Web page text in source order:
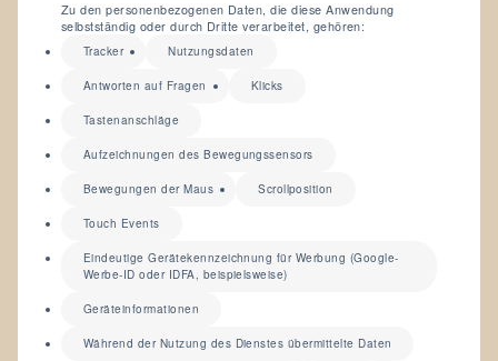
Zu den personenbezogenen Daten, die diese Anwendung
selbstständig oder durch Dritte verarbeitet, gehören:
Tracker Nutzungsdaten
Antworten auf Fragen Klicks
Tastenanschläge
Aufzeichnungen des Bewegungssensors
Bewegungen der Maus Scrollposition
Touch Events
Eindeutige Gerätekennzeichnung für Werbung (Google-
Werbe-ID oder IDFA, beispielsweise)
Geräteinformationen
Während der Nutzung des Dienstes übermittelte Daten